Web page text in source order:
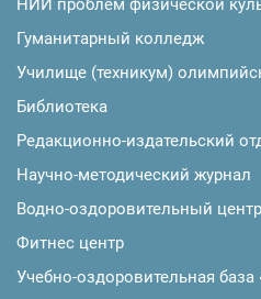
Гуманитарный колледж
Училище (техникум)
Библиотека
Редакционно-издательский
Научно-методический журнал
Водно-оздоровительный
Фитнес центр
Учебно-оздоровительная база